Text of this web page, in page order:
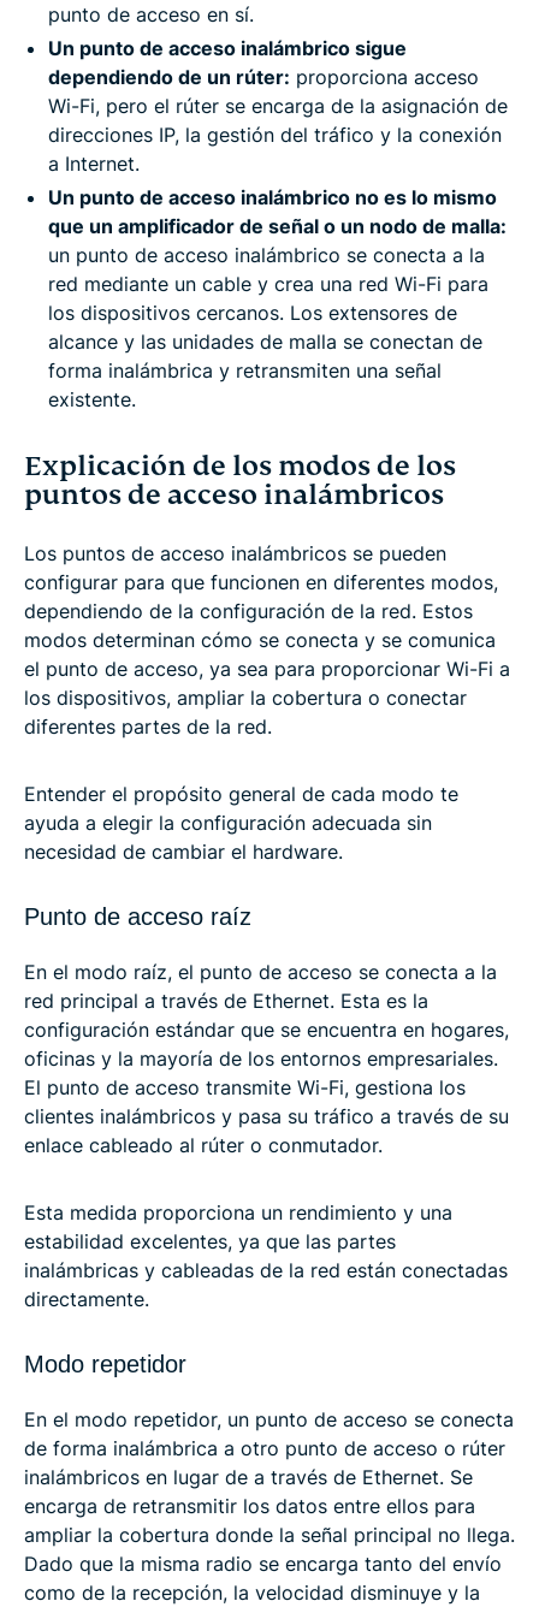
punto de acceso en sí.
Un punto de acceso inalámbrico sigue
dependiendo de un rúter: proporciona acceso
Wi-Fi, pero el rúter se encarga de la asignación de
direcciones IP, la gestión del tráfico y la conexión
a Internet.
Un punto de acceso inalámbrico no es lo mismo
que un amplificador de señal o un nodo de malla:
un punto de acceso inalámbrico se conecta a la
red mediante un cable y crea una red Wi-Fi para
los dispositivos cercanos. Los extensores de
alcance y las unidades de malla se conectan de
forma inalámbrica y retransmiten una señal
existente.
Explicación de los modos de los
puntos de acceso inalámbricos
Los puntos de acceso inalámbricos se pueden
configurar para que funcionen en diferentes modos,
dependiendo de la configuración de la red. Estos
modos determinan cómo se conecta y se comunica
el punto de acceso, ya sea para proporcionar Wi-Fi a
los dispositivos, ampliar la cobertura o conectar
diferentes partes de la red.
Entender el propósito general de cada modo te
ayuda a elegir la configuración adecuada sin
necesidad de cambiar el hardware.
Punto de acceso raíz
En el modo raíz, el punto de acceso se conecta a la
red principal a través de Ethernet. Esta es la
configuración estándar que se encuentra en hogares,
oficinas y la mayoría de los entornos empresariales.
El punto de acceso transmite Wi-Fi, gestiona los
clientes inalámbricos y pasa su tráfico a través de su
enlace cableado al rúter o conmutador.
Esta medida proporciona un rendimiento y una
estabilidad excelentes, ya que las partes
inalámbricas y cableadas de la red están conectadas
directamente.
Modo repetidor
En el modo repetidor, un punto de acceso se conecta
de forma inalámbrica a otro punto de acceso o rúter
inalámbricos en lugar de a través de Ethernet. Se
encarga de retransmitir los datos entre ellos para
ampliar la cobertura donde la señal principal no llega.
Dado que la misma radio se encarga tanto del envío
como de la recepción, la velocidad disminuye y la